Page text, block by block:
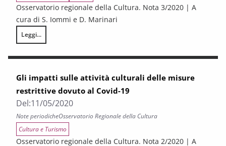
Osservatorio regionale della Cultura. Nota 3/2020 | A
cura di S. Iommi e D. Marinari
Leggi...
Le criticità della ripartenza per le attività culturali. Indagine sugli
Gli impatti sulle attività culturali delle misure
restrittive dovuto al Covid-19
Del:11/05/2020
Note periodicheOsservatorio Regionale della Cultura
Cultura e Turismo
Osservatorio regionale della Cultura. Nota 2/2020 | A